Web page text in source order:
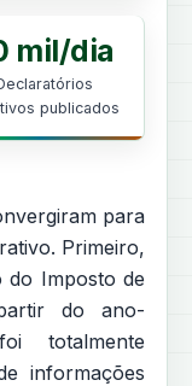
mil/dia
publicados
para
Primeiro,
do Imposto de
do ano-
totalmente
informações